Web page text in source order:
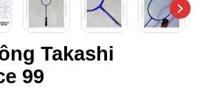
Takashi
99